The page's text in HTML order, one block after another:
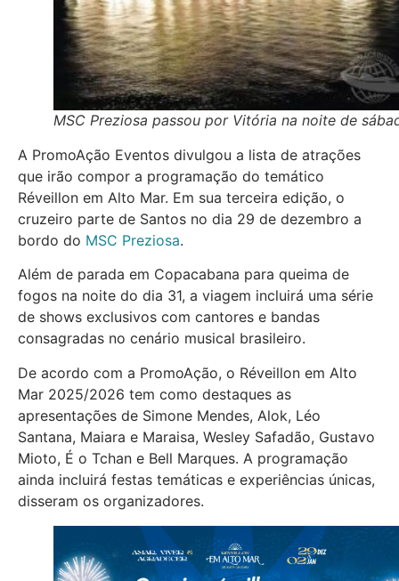
MSC Preziosa passou por Vitória na noite de
A PromoAção Eventos divulgou a lista de atrações
que irão compor a programação do temático
Réveillon em Alto Mar. Em sua terceira edição, o
cruzeiro parte de Santos no dia 29 de dezembro a
bordo do MSC Preziosa.
Além de parada em Copacabana para queima de
fogos na noite do dia 31, a viagem incluirá uma série
de shows exclusivos com cantores e bandas
consagradas no cenário musical brasileiro.
De acordo com a PromoAção, o Réveillon em Alto
Mar 2025/2026 tem como destaques as
apresentações de Simone Mendes, Alok, Léo
Santana, Maiara e Maraisa, Wesley Safadão, Gustavo
Mioto, É o Tchan e Bell Marques. A programação
ainda incluirá festas temáticas e experiências únicas,
disseram os organizadores.